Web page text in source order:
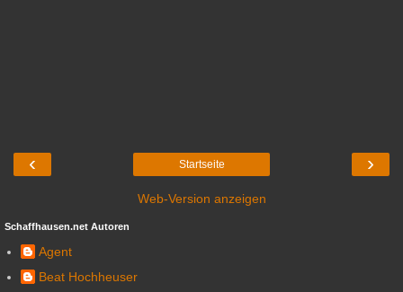
‹ ›
Startseite
Web-Version anzeigen
Schaffhausen.net Autoren
Agent
Beat Hochheuser